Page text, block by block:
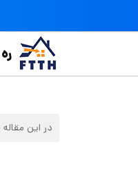
در این